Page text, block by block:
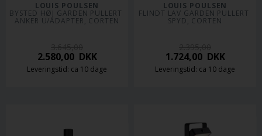
LOUIS POULSEN
BYSTED HØJ GARDEN PULLERT
ANKER U/ADAPTER, CORTEN
2.580,00DKK
Leveringstid: ca 10 dage
LOUIS POULSEN
FLINDT LAV GARDEN PULLERT
SPYD, CORTEN
1.724,00DKK
Leveringstid: ca 10 dage